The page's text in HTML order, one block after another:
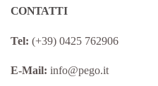
CONTATTI
Tel: (+39) 0425 762906
E-Mail: info@pego.it